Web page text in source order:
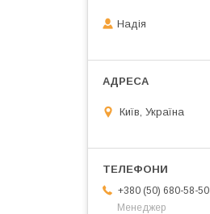
Надія
Київ, Україна
+380 (50) 680-58-50
Менеджер